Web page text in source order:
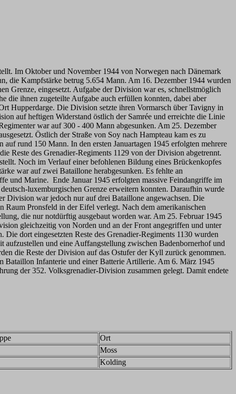
Im Oktober und November 1944 von Norwegen nach Dänemark
die Kampfstärke betrug 5.654 Mann. Am 16. Dezember 1944 wurden
Grenze, eingesetzt. Aufgabe der Division war es, schnellstmöglich
die ihnen zugeteilte Aufgabe auch erfüllen konnten, dabei aber
Hupperdarge. Die Division setzte ihren Vormarsch über Tavigny in
auf heftigen Widerstand östlich der Samrée und erreichte die Linie
war auf 300 - 400 Mann abgesunken. Am 25. Dezember
Östlich der Straße von Soy nach Hampteau kam es zu
rund 150 Mann. In den ersten Januartagen 1945 erfolgten mehrere
Reste des Grenadier-Regiments 1129 von der Division abgetrennt.
Noch im Verlauf einer befohlenen Bildung eines Brückenkopfes
war auf zwei Bataillone herabgesunken. Es fehlte an
und Marine. Ende Januar 1945 erfolgten massive Feindangriffe im
luxemburgischen Grenze erweitern konnten. Daraufhin wurde
Division war jedoch nur auf drei Bataillone angewachsen. Die
Pronsfeld in der Eifel verlegt. Nach dem amerikanischen
die nur notdürftig ausgebaut worden war. Am 25. Februar 1945
gleichzeitig von Norden und an der Front angegriffen und unter
dort eingesetzten Reste des Grenadier-Regiments 1130 wurden
und eine Auffangstellung zwischen Badenbornerhof und
die Reste der Division auf das Ostufer der Kyll zurück genommen.
Bataillon Infanterie und einer Batterie Artillerie. Am 6. März 1945
der 352. Volksgrenadier-Division zusammen gelegt. Damit endete
Ort
Moss
Kolding